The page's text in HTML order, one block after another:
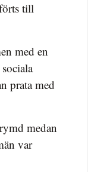
till
med en
prata med
medan
var